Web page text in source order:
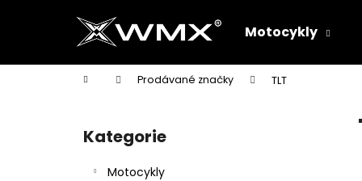
Motocykly
Domů Prodávané značky TLT
Přeskočit
kategorie
Kategorie
Motocykly
í
Zpět
do
Zpět
do